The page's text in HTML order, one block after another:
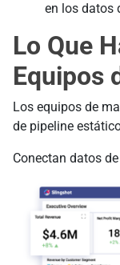
en los datos
Lo Que
Equipos
Los equipos de
de pipeline
Conectan datos